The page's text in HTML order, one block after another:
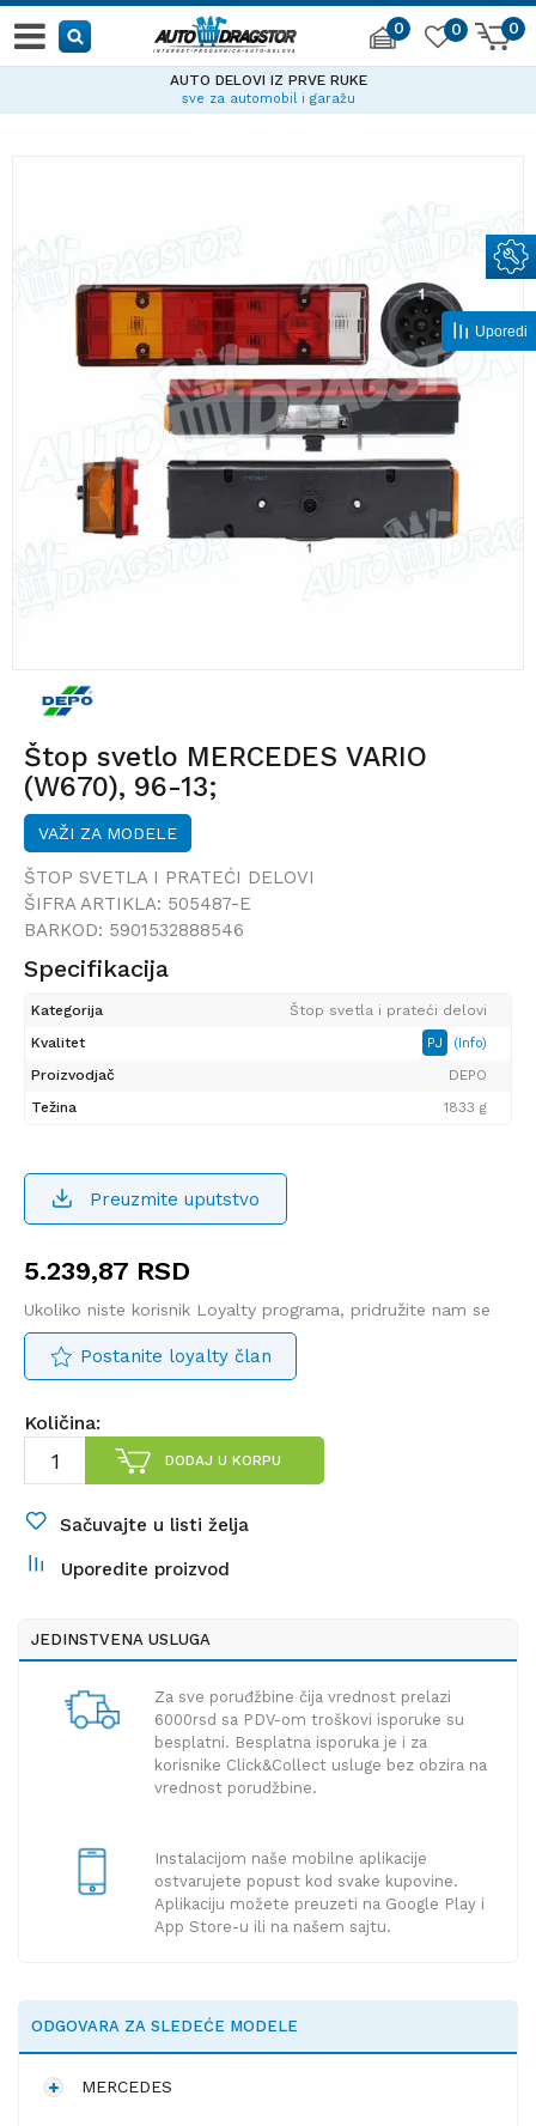
0 0
0
AUTO DELOVI IZ PRVE RUKE
sve za automobil i garažu
Štop svetlo MERCEDES VARIO
(W670), 96-13;
VAŽI ZA MODELE
ŠTOP SVETLA I PRATEĆI DELOVI
ŠIFRA ARTIKLA: 505487-E
BARKOD: 5901532888546
Specifikacija
Kategorija
Štop svetla i prateći delovi
Kvalitet
PJ (Info)
Proizvodjač
DEPO
Težina
1833 g
Preuzmite uputstvo
5.239,87 RSD
Ukoliko niste korisnik Loyalty programa, pridružite nam se
Postanite loyalty član
Količina:
DODAJ U KORPU
Sačuvajte u listi želja
Uporedite proizvod
JEDINSTVENA USLUGA
Za sve poruđžbine čija vrednost prelazi
6000rsd sa PDV-om troškovi isporuke su
besplatni. Besplatna isporuka je i za
korisnike Click&Collect usluge bez obzira na
vrednost porudžbine.
Instalacijom naše mobilne aplikacije
ostvarujete popust kod svake kupovine.
Aplikaciju možete preuzeti na Google Play i
App Store-u ili na našem sajtu.
ODGOVARA ZA SLEDEĆE MODELE
MERCEDES
Uporedi